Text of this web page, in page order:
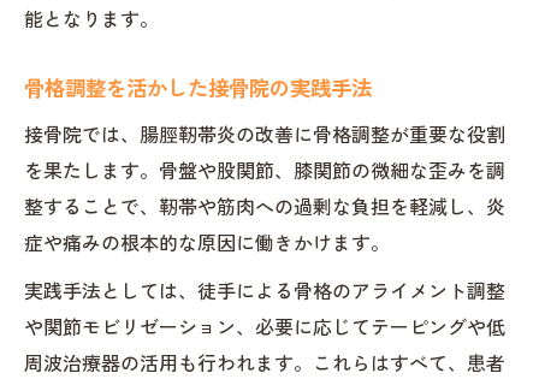
能となります。
骨格調整を活かした接骨院の実践手法
接骨院では、腸脛靭帯炎の改善に骨格調整が重要な役割
を果たします。骨盤や股関節、膝関節の微細な歪みを調
整することで、靭帯や筋肉への過剰な負担を軽減し、炎
症や痛みの根本的な原因に働きかけます。
実践手法としては、徒手による骨格のアライメント調整
や関節モビリゼーション、必要に応じてテーピングや低
周波治療器の活用も行われます。これらはすべて、患者